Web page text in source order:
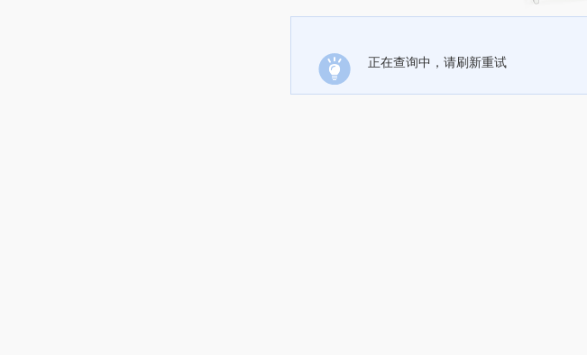
正在查询中，请刷新重试